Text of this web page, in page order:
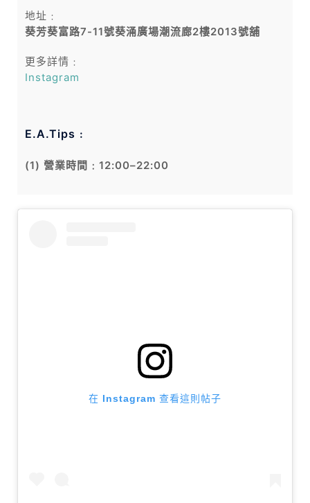
地址﹕
葵芳葵富路7-11號葵涌廣場潮流廊2樓2013號舖
更多詳情﹕
Instagram
E.A.Tips﹕
(1) 營業時間﹕12:00–22:00
在 Instagram 查看這則帖子